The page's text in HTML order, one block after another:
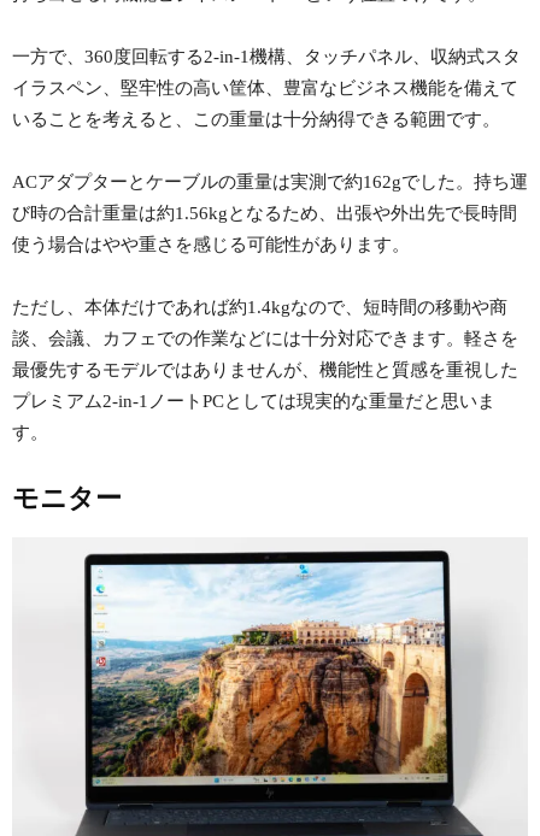
一方で、360度回転する2-in-1機構、タッチパネル、収納式スタ
イラスペン、堅牢性の高い筐体、豊富なビジネス機能を備えて
いることを考えると、この重量は十分納得できる範囲です。
ACアダプターとケーブルの重量は実測で約162gでした。持ち運
び時の合計重量は約1.56kgとなるため、出張や外出先で長時間
使う場合はやや重さを感じる可能性があります。
ただし、本体だけであれば約1.4kgなので、短時間の移動や商
談、会議、カフェでの作業などには十分対応できます。軽さを
最優先するモデルではありませんが、機能性と質感を重視した
プレミアム2-in-1ノートPCとしては現実的な重量だと思いま
す。
モニター